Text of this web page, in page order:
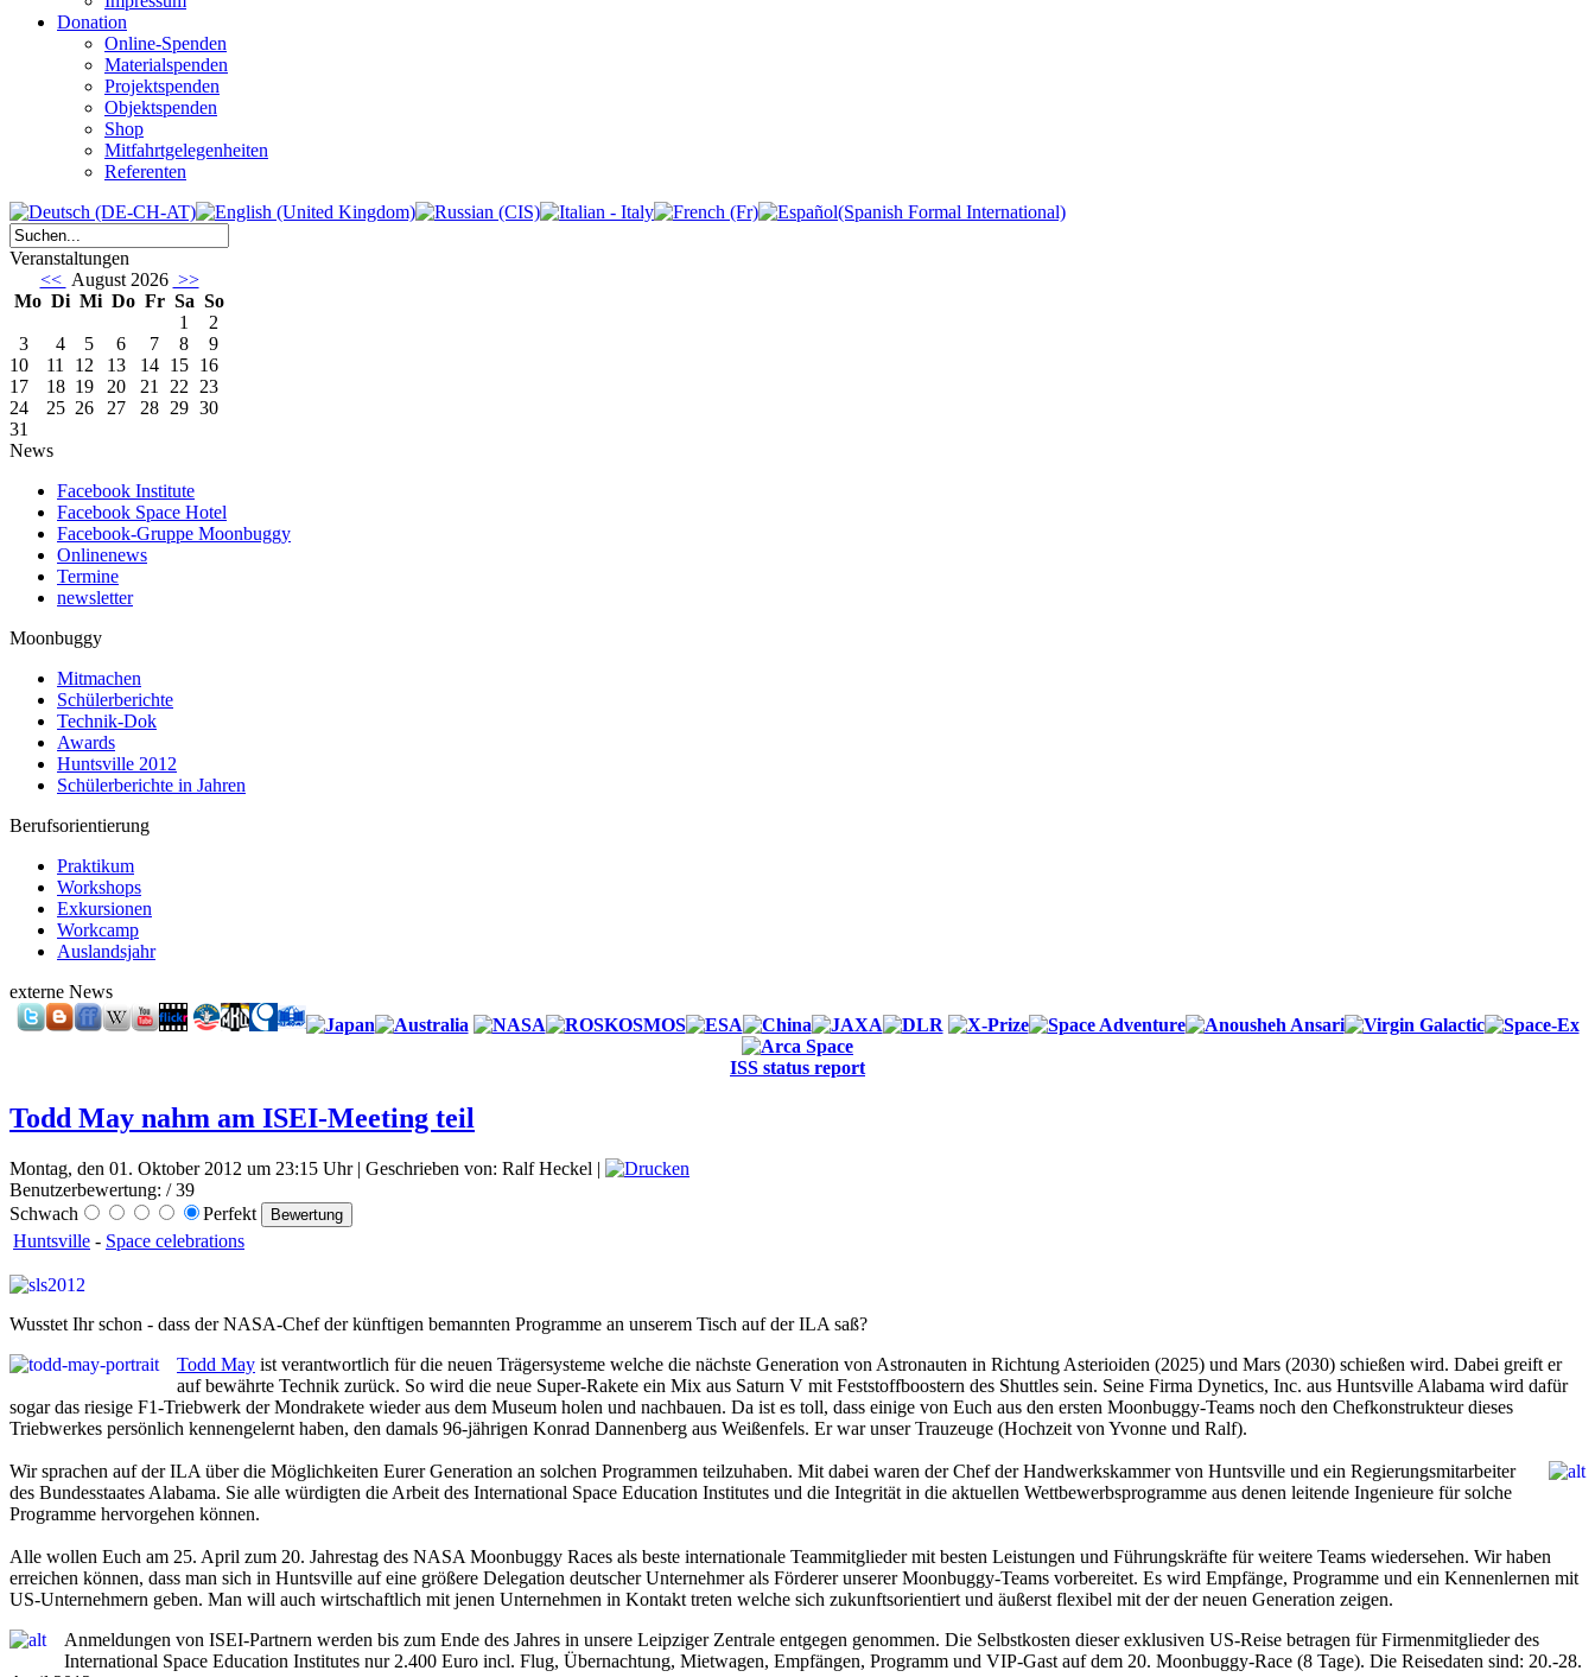
Donation
Online-Spenden
Materialspenden
Projektspenden
Objektspenden
Shop
Mitfahrtgelegenheiten
Referenten
Veranstaltungen
<< August 2026 >>
Mo Di Mi Do Fr Sa So
1
2
3
4 5 6 7 8
9
10
11 12 13 14 15 16
17
18 19 20 21 22 23
24
25 26 27 28 29 30
31
News
Facebook Institute
Facebook Space Hotel
Facebook-Gruppe Moonbuggy
Onlinenews
Termine
newsletter
Moonbuggy
Mitmachen
Schülerberichte
Technik-Dok
Awards
Huntsville 2012
Schülerberichte in Jahren
Berufsorientierung
Praktikum
Workshops
Exkursionen
Workcamp
Auslandsjahr
externe News
ISS status report
Todd May nahm am ISEI-Meeting teil
Montag, den 01. Oktober 2012 um 23:15 Uhr | Geschrieben von: Ralf Heckel |
Benutzerbewertung: / 39
Schwach
Perfekt
Huntsville - Space celebrations
Wusstet Ihr schon - dass der NASA-Chef der künftigen bemannten Programme an unserem Tisch auf der ILA saß?
Todd May ist verantwortlich für die neuen Trägersysteme welche die nächste Generation von Astronauten in Richtung Asterioiden (2025) und Mars (2030) schießen wird. Dabei greift er
auf bewährte Technik zurück. So wird die neue Super-Rakete ein Mix aus Saturn V mit Feststoffboostern des Shuttles sein. Seine Firma Dynetics, Inc. aus Huntsville Alabama wird dafür
sogar das riesige F1-Triebwerk der Mondrakete wieder aus dem Museum holen und nachbauen. Da ist es toll, dass einige von Euch aus den ersten Moonbuggy-Teams noch den Chefkonstrukteur dieses
Triebwerkes persönlich kennengelernt haben, den damals 96-jährigen Konrad Dannenberg aus Weißenfels. Er war unser Trauzeuge (Hochzeit von Yvonne und Ralf).
Wir sprachen auf der ILA über die Möglichkeiten Eurer Generation an solchen Programmen teilzuhaben. Mit dabei waren der Chef der Handwerkskammer von Huntsville und ein Regierungsmitarbeiter
des Bundesstaates Alabama. Sie alle würdigten die Arbeit des International Space Education Institutes und die Integrität in die aktuellen Wettbewerbsprogramme aus denen leitende Ingenieure für solche
Programme hervorgehen können.
Alle wollen Euch am 25. April zum 20. Jahrestag des NASA Moonbuggy Races als beste internationale Teammitglieder mit besten Leistungen und Führungskräfte für weitere Teams wiedersehen. Wir haben
erreichen können, dass man sich in Huntsville auf eine größere Delegation deutscher Unternehmer als Förderer unserer Moonbuggy-Teams vorbereitet. Es wird Empfänge, Programme und ein Kennenlernen mit
US-Unternehmern geben. Man will auch wirtschaftlich mit jenen Unternehmen in Kontakt treten welche sich zukunftsorientiert und äußerst flexibel mit der der neuen Generation zeigen.
Anmeldungen von ISEI-Partnern werden bis zum Ende des Jahres in unsere Leipziger Zentrale entgegen genommen. Die Selbstkosten dieser exklusiven US-Reise betragen für Firmenmitglieder des
International Space Education Institutes nur 2.400 Euro incl. Flug, Übernachtung, Mietwagen, Empfängen, Programm und VIP-Gast auf dem 20. Moonbuggy-Race (8 Tage). Die Reisedaten sind: 20.-28.